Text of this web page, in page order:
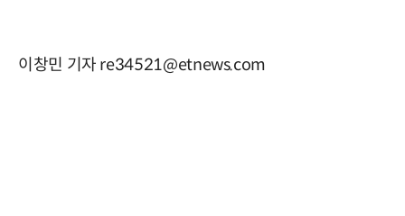
이창민 기자 re34521@etnews.com